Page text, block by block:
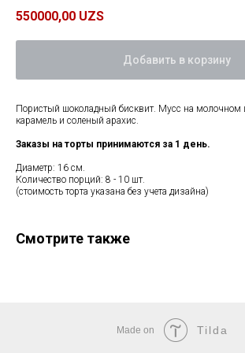
550000,00 UZS
Добавить в корзину
Пористый шоколадный бисквит. Мусс на молочном
карамель и соленый арахис.
Заказы на торты принимаются за 1 день.
Диаметр: 16 см.
Количество порций: 8 - 10 шт.
(стоимость торта указана без учета дизайна)
Смотрите также
Made on Tilda